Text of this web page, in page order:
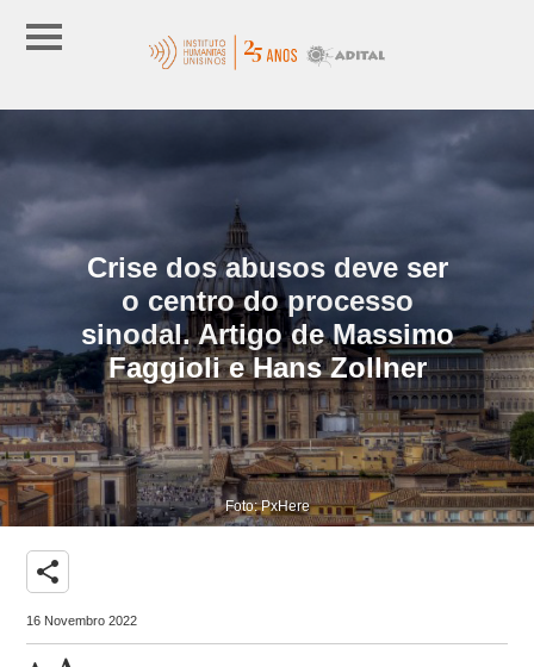
Crise dos abusos deve ser
o centro do processo
sinodal. Artigo de Massimo
Faggioli e Hans Zollner
Foto: PxHere
share
16 Novembro 2022